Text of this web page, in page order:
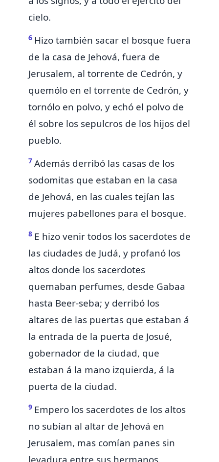
cielo.
6 Hizo también sacar el bosque fuera
de la casa de Jehová, fuera de
Jerusalem, al torrente de Cedrón, y
quemólo en el torrente de Cedrón, y
tornólo en polvo, y echó el polvo de
él sobre los sepulcros de los hijos del
pueblo.
7 Además derribó las casas de los
sodomitas que estaban en la casa
de Jehová, en las cuales tejían las
mujeres pabellones para el bosque.
8 E hizo venir todos los sacerdotes de
las ciudades de Judá, y profanó los
altos donde los sacerdotes
quemaban perfumes, desde Gabaa
hasta Beer-seba; y derribó los
altares de las puertas que estaban á
la entrada de la puerta de Josué,
gobernador de la ciudad, que
estaban á la mano izquierda, á la
puerta de la ciudad.
9 Empero los sacerdotes de los altos
no subían al altar de Jehová en
Jerusalem, mas comían panes sin